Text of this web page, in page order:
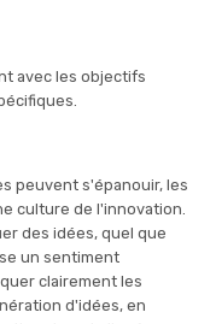
avec les objectifs
peuvent s'épanouir, les
culture de l'innovation.
des idées, quel que
un sentiment
clairement les
d'idées, en